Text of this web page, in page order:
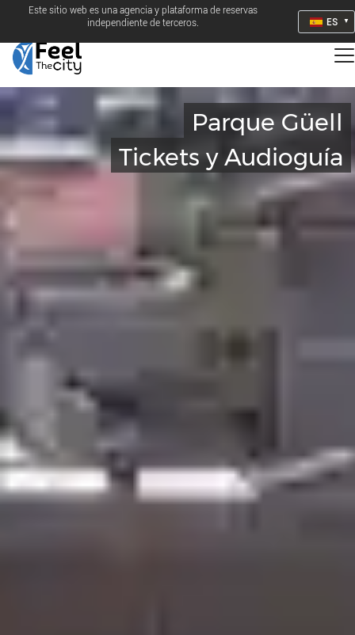
Este sitio web es una agencia y plataforma de reservas
independiente de terceros.
ES
Parque Güell
Tickets y Audioguía